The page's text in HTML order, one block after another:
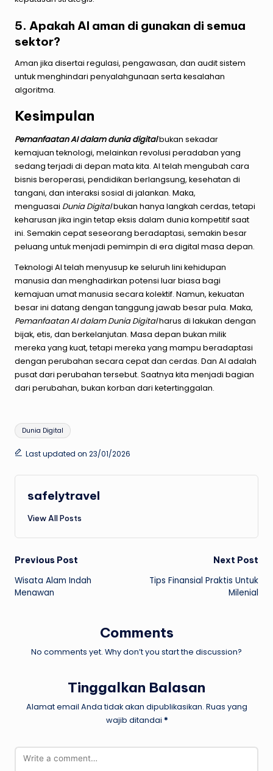
5. Apakah AI aman di gunakan di semua
sektor?
Aman jika disertai regulasi, pengawasan, dan audit sistem
untuk menghindari penyalahgunaan serta kesalahan
algoritma.
Kesimpulan
Pemanfaatan AI dalam dunia digitalbukan sekadar
kemajuan teknologi, melainkan revolusi peradaban yang
sedang terjadi di depan mata kita. AI telah mengubah cara
bisnis beroperasi, pendidikan berlangsung, kesehatan di
tangani, dan interaksi sosial di jalankan. Maka,
menguasai Dunia Digitalbukan hanya langkah cerdas, tetapi
keharusan jika ingin tetap eksis dalam dunia kompetitif saat
ini. Semakin cepat seseorang beradaptasi, semakin besar
peluang untuk menjadi pemimpin di era digital masa depan.
Teknologi AI telah menyusup ke seluruh lini kehidupan
manusia dan menghadirkan potensi luar biasa bagi
kemajuan umat manusia secara kolektif. Namun, kekuatan
besar ini datang dengan tanggung jawab besar pula. Maka,
Pemanfaatan AI dalam Dunia Digitalharus di lakukan dengan
bijak, etis, dan berkelanjutan. Masa depan bukan milik
mereka yang kuat, tetapi mereka yang mampu beradaptasi
dengan perubahan secara cepat dan cerdas. Dan AI adalah
pusat dari perubahan tersebut. Saatnya kita menjadi bagian
dari perubahan, bukan korban dari ketertinggalan.
Tags:
Dunia Digital
Last updated on 23/01/2026
safelytravel
View All Posts
Post
navigation
Previous Post
Wisata Alam Indah
Menawan
Next Post
Tips Finansial Praktis Untuk
Milenial
Comments
No comments yet. Why don’t you start the discussion?
Tinggalkan Balasan
Alamat email Anda tidak akan dipublikasikan. Ruas yang
wajib ditandai *